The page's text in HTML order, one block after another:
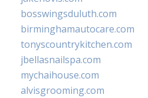
bosswingsduluth.com
birminghamautocare.com
tonyscountrykitchen.com
jbellasnailspa.com
mychaihouse.com
alvisgrooming.com